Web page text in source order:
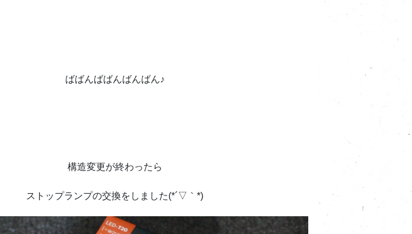
ばばんばばんばんばん♪
構造変更が終わったら
ストップランプの交換をしました(*´▽｀*)